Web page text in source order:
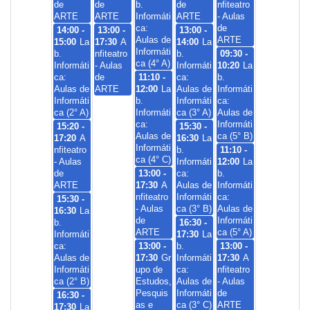
b.
Informáti
ca:
Aulas de
Informáti
ca (4° A)
11:10 -
12:00 La
b.
Informáti
ca:
Aulas de
Informáti
ca (4° C)
09:30 -
10:20 La
b.
Informáti
ca:
Aulas de
Informáti
ca (5° B)
11:10 -
12:00 La
b.
Informáti
ca:
Aulas de
Informáti
ca (5° A)
14:00 -
15:00 La
b.
Informáti
ca:
Aulas de
Informáti
ca (2° A)
15:30 -
16:30 La
b.
Informáti
ca:
Aulas de
Informáti
ca (2° B)
16:30 -
17:30 La
13:00 -
14:00 La
b.
Informáti
ca:
Aulas de
Informáti
ca (3° A)
15:30 -
16:30 La
b.
Informáti
ca:
Aulas de
Informáti
ca (3° B)
16:30 -
17:30 La
b.
Informáti
ca:
Aulas de
Informáti
ca (3° C)
de
ARTE
de
ARTE
nfiteatro
- Aulas
de
ARTE
15:20 -
17:20 A
nfiteatro
- Aulas
de
ARTE
13:00 -
17:30 A
nfiteatro
- Aulas
de
ARTE
13:00 -
17:30 A
nfiteatro
- Aulas
de
ARTE
de
ARTE
13:00 -
17:30 A
nfiteatro
- Aulas
de
ARTE
13:00 -
17:30 Gr
upo de
Estudos,
Pesquis
as e